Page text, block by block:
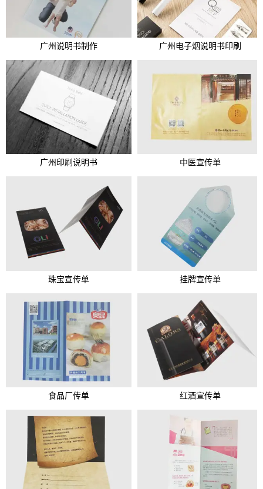
广州说明书制作 广州电子烟说明书印刷
广州印刷说明书 中医宣传单
珠宝宣传单 挂牌宣传单
食品厂传单 红酒宣传单